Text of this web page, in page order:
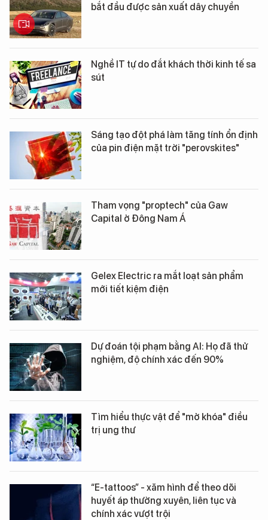
bắt đầu được sản xuất dây chuyền
Nghề IT tự do đắt khách thời kinh tế sa
sút
Sáng tạo đột phá làm tăng tính ổn định
của pin điện mặt trời "perovskites"
Tham vọng "proptech" của Gaw
Capital ở Đông Nam Á
Gelex Electric ra mắt loạt sản phẩm
mới tiết kiệm điện
Dự đoán tội phạm bằng AI: Họ đã thử
nghiệm, độ chính xác đến 90%
Tìm hiểu thực vật để "mở khóa" điều
trị ung thư
“E-tattoos” - xăm hình để theo dõi
huyết áp thường xuyên, liên tục và
chính xác vượt trội